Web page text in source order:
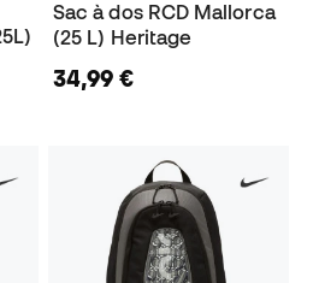
Sac à dos RCD Mallorca
(25 L) Heritage
34,99 €